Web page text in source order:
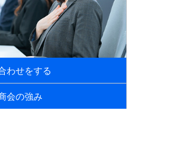
わせをする
会の強み